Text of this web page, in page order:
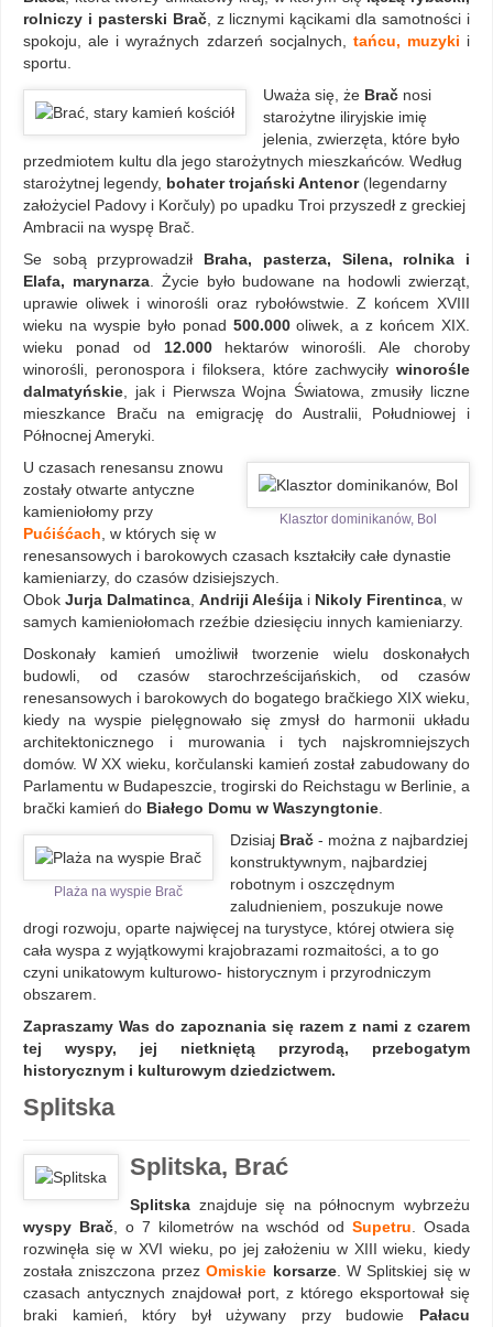
rolniczy i pasterski Brač, z licznymi kącikami dla samotności i
spokoju, ale i wyraźnych zdarzeń socjalnych, tańcu, muzyki i
sportu.
Uważa się, że Brač nosi
starożytne iliryjskie imię
jelenia, zwierzęta, które było
przedmiotem kultu dla jego starożytnych mieszkańców. Według
starożytnej legendy, bohater trojański Antenor(legendarny
założyciel Padovy i Korčuly) po upadku Troi przyszedł z greckiej
Ambracii na wyspę Brač.
Se sobą przyprowadził Braha, pasterza, Silena, rolnika i
Elafa, marynarza. Życie było budowane na hodowli zwierząt,
uprawie oliwek i winorośli oraz rybołówstwie. Z końcem XVIII
wieku na wyspie było ponad 500.000oliwek, a z końcem XIX.
wieku ponad od 12.000hektarów winorośli. Ale choroby
winorośli, peronospora i filoksera, które zachwyciły winorośle
dalmatyńskie , jak i Pierwsza Wojna Światowa, zmusiły liczne
mieszkance Braču na emigrację do Australii, Południowej i
Północnej Ameryki.
Klasztor dominikanów, Bol
U czasach renesansu znowu
zostały otwarte antyczne
kamieniołomy przy
Pućiśćach , w których się w
renesansowych i barokowych czasach kształciły całe dynastie
kamieniarzy, do czasów dzisiejszych.
Obok Jurja Dalmatinca Andriji Aleśija i Nikoly Firentinca , w
samych kamieniołomach rzeźbie dziesięciu innych kamieniarzy.
Doskonały kamień umożliwił tworzenie wielu doskonałych
budowli, od czasów starochrześcijańskich, od czasów
renesansowych i barokowych do bogatego bračkiego XIX wieku,
kiedy na wyspie pielęgnowało się zmysł do harmonii układu
architektonicznego i murowania i tych najskromniejszych
domów. W XX wieku, korčulanski kamień został zabudowany do
Parlamentu w Budapeszcie, trogirski do Reichstagu w Berlinie, a
brački kamień do Białego Domu w Waszyngtonie
Plaża na wyspie Brač
Dzisiaj Brač - można z najbardziej
konstruktywnym, najbardziej
robotnym i oszczędnym
zaludnieniem, poszukuje nowe
drogi rozwoju, oparte najwięcej na turystyce, której otwiera się
cała wyspa z wyjątkowymi krajobrazami rozmaitości, a to go
czyni unikatowym kulturowo- historycznym i przyrodniczym
obszarem.
Zapraszamy Was do zapoznania się razem z nami z czarem
tej wyspy, jej nietkniętą przyrodą, przebogatym
historycznym i kulturowym dziedzictwem.
Splitska
Splitska, Brać
Splitska znajduje się na północnym wybrzeżu
wyspy Brač , o 7 kilometrów na wschód od Supetru . Osada
rozwinęła się w XVI wieku, po jej założeniu w XIII wieku, kiedy
została zniszczona przezOmiskie korsarze. W Splitskiej się w
czasach antycznych znajdował port, z którego eksportował się
braki kamień, który był używany przy budowie Pałacu